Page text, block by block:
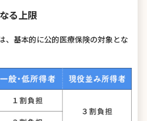
る上限
、基本的に公的医療保険の対象とな